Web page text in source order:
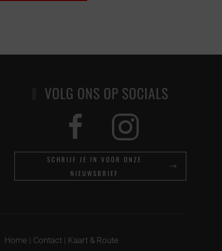
VOLG ONS OP SOCIALS
SCHRIJF JE IN VOOR ONZE
NIEUWSBRIEF
Home | Contact | Kaart & Route